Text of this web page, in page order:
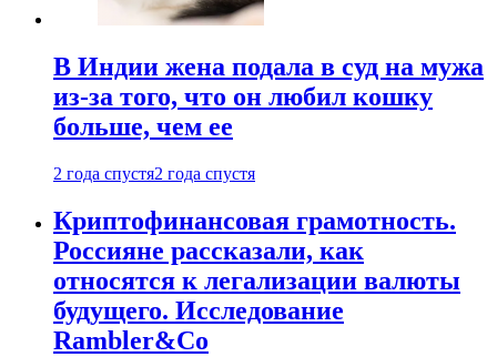
В Индии жена подала в суд на мужа
из-за того, что он любил кошку
больше, чем ее
2 года спустя2 года спустя
Криптофинансовая грамотность.
Россияне рассказали, как
относятся к легализации валюты
будущего. Исследование
Rambler&Co